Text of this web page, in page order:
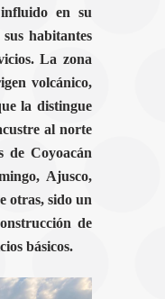
en su
habitantes
La zona
volcánico,
la distingue
al norte
de Coyoacán
Ajusco,
otras, sido un
de
básicos.